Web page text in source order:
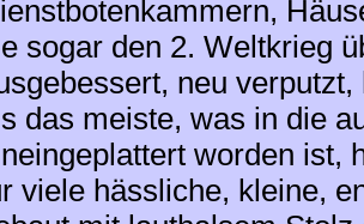
sogar den 2. Weltkrieg
neu
das meiste, was in die
worden ist,
viele hässliche, kleine,